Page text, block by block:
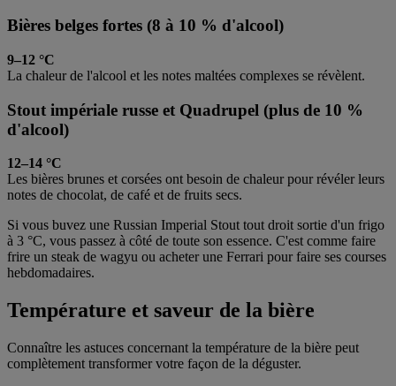
Bières belges fortes (8 à 10 % d'alcool)
9–12 °C
La chaleur de l'alcool et les notes maltées complexes se révèlent.
Stout impériale russe et Quadrupel (plus de 10 %
d'alcool)
12–14 °C
Les bières brunes et corsées ont besoin de chaleur pour révéler leurs
notes de chocolat, de café et de fruits secs.
Si vous buvez une Russian Imperial Stout tout droit sortie d'un frigo
à 3 °C, vous passez à côté de toute son essence. C'est comme faire
frire un steak de wagyu ou acheter une Ferrari pour faire ses courses
hebdomadaires.
Température et saveur de la bière
Connaître les astuces concernant la température de la bière peut
complètement transformer votre façon de la déguster.